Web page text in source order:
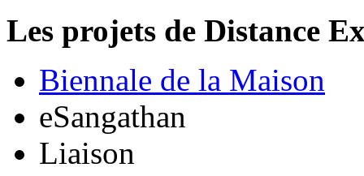
Les projets de Distance
Biennale de la Maison
eSangathan
Liaison